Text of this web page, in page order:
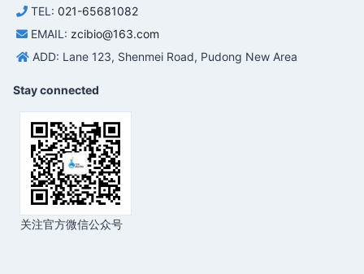
TEL: 021-65681082
EMAIL: zcibio@163.com
ADD: Lane 123, Shenmei Road, Pudong New Area
Stay connected
关注官方微信公众号